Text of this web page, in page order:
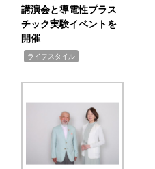
講演会と導電性プラス
チック実験イベントを
開催
ライフスタイル